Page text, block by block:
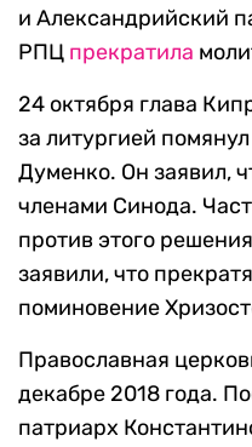
и Александрийский
РПЦ прекратила
24 октября глава
за литургией
Думенко. Он заявил,
членами Синода.
против этого
заявили, что
поминовение
Православная
декабре 2018 года.
патриарх